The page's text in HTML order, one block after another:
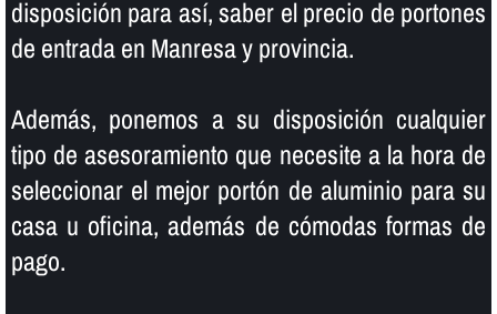
disposición para así­, saber el precio de portones
de entrada en Manresa y provincia.
Además, ponemos a su disposición cualquier
tipo de asesoramiento que necesite a la hora de
seleccionar el mejor portón de aluminio para su
casa u oficina, además de cómodas formas de
pago.